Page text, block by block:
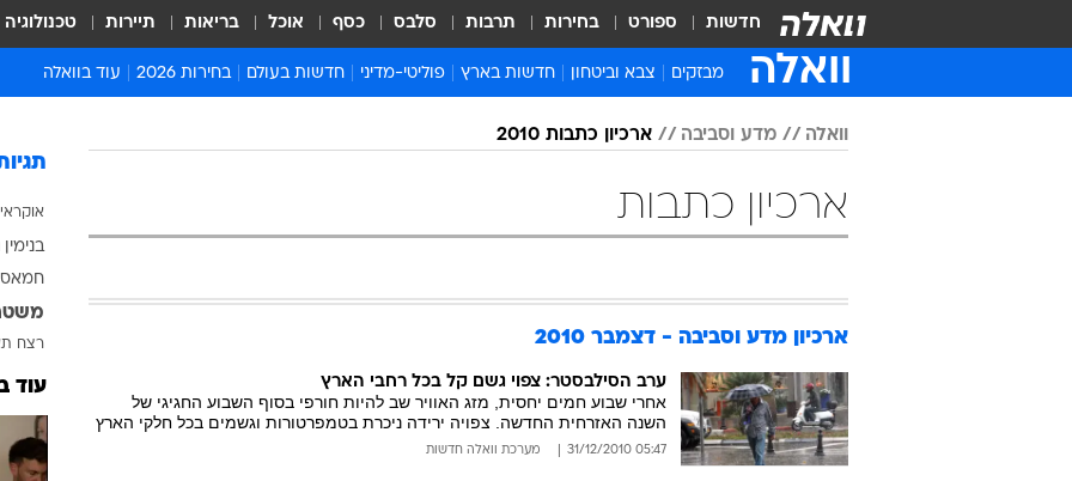
חדשות ספורט בחירות תרבות סלבס כסף אוכל בריאות תיירות טכנולוגיה
וואלה מבזקים צבא וביטחון חדשות בארץ
חדשות פלילים ומשפט
חברה ורווחה
פוליטי-מדיני
יחסי חוץ
חדשות בעולם
אירופה
בחירות 2026 עוד בוואלה
סרי ושלזינגר
הנחיות פיקוד
חדשות יהדות
וואלה מדע וסביבה ארכיון כתבות 2010
ארכיון כתבות
ארכיון מדע וסביבה - דצמבר 2010
ערב הסילבסטר: צפוי גשם קל בכל רחבי הארץ
אחרי שבוע חמים יחסית, מזג האוויר שב להיות חורפי בסוף השבוע החגיגי של
השנה האזרחית החדשה. צפויה ירידה ניכרת בטמפרטורות וגשמים בכל חלקי הארץ
05:47 31/12/2010 מערכת וואלה חדשות
בנימין
חמאס
רצח
עוד